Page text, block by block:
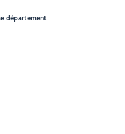
département